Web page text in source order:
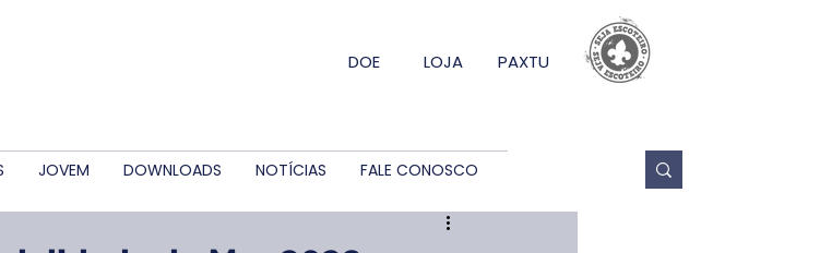
DOE LOJA PAXTU
JOVEM DOWNLOADS NOTÍCIAS FALE CONOSCO